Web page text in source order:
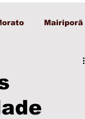
Mairiporã
Esporte
Câmara Municipal